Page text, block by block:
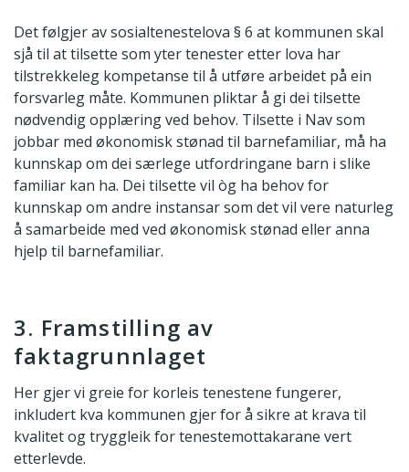
Det følgjer av sosialtenestelova § 6 at kommunen skal
sjå til at tilsette som yter tenester etter lova har
tilstrekkeleg kompetanse til å utføre arbeidet på ein
forsvarleg måte. Kommunen pliktar å gi dei tilsette
nødvendig opplæring ved behov. Tilsette i Nav som
jobbar med økonomisk stønad til barnefamiliar, må ha
kunnskap om dei særlege utfordringane barn i slike
familiar kan ha. Dei tilsette vil òg ha behov for
kunnskap om andre instansar som det vil vere naturleg
å samarbeide med ved økonomisk stønad eller anna
hjelp til barnefamiliar.
3. Framstilling av
faktagrunnlaget
Her gjer vi greie for korleis tenestene fungerer,
inkludert kva kommunen gjer for å sikre at krava til
kvalitet og tryggleik for tenestemottakarane vert
etterlevde.